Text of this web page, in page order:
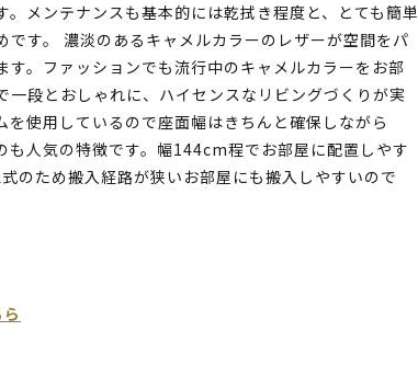
メンテナンスも基本的には乾拭き程度と、とても簡単
す。 濃淡のあるキャメルカラーのレザーが空間をパ
。ファッションでも流行中のキャメルカラーをお部
段とおしゃれに、ハイセンスなリビングづくりが実
使用しているので座面幅はきちんと確保しながら
も人気の特徴です。幅144cm程でお部屋に配置しやす
のため搬入経路が狭いお部屋にも搬入しやすいので